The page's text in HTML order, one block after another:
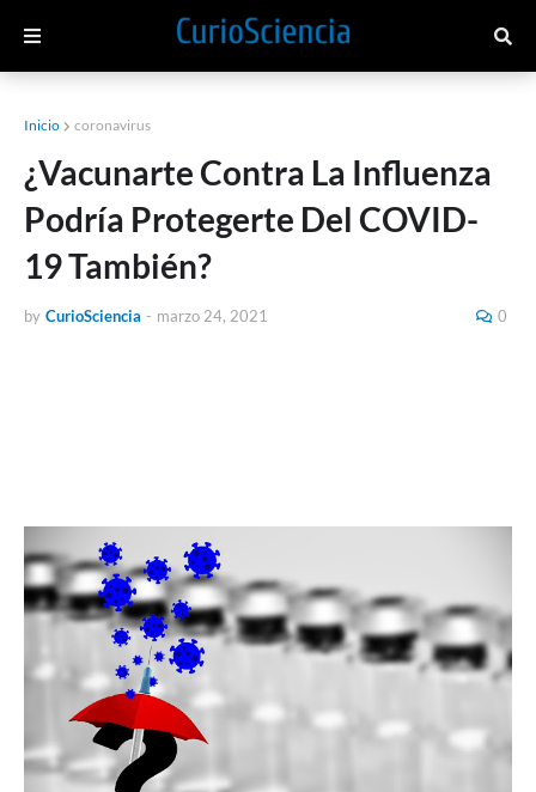
Inicio coronavirus
¿Vacunarte Contra La Influenza
Podría Protegerte Del COVID-
19 También?
by CurioSciencia - marzo 24, 2021 0